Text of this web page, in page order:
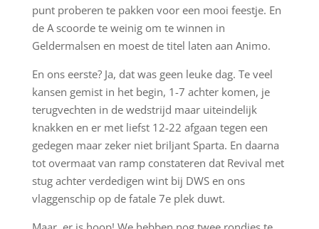
punt proberen te pakken voor een mooi feestje. En
de A scoorde te weinig om te winnen in
Geldermalsen en moest de titel laten aan Animo.
En ons eerste? Ja, dat was geen leuke dag. Te veel
kansen gemist in het begin, 1-7 achter komen, je
terugvechten in de wedstrijd maar uiteindelijk
knakken en er met liefst 12-22 afgaan tegen een
gedegen maar zeker niet briljant Sparta. En daarna
tot overmaat van ramp constateren dat Revival met
stug achter verdedigen wint bij DWS en ons
vlaggenschip op de fatale 7e plek duwt.